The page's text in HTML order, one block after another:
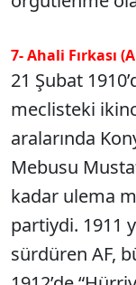
7- Ahali Fırkası
21 Şubat
meclisteki
aralarında
Mebusu
kadar ulema
partiydi. 1911
sürdüren AF,